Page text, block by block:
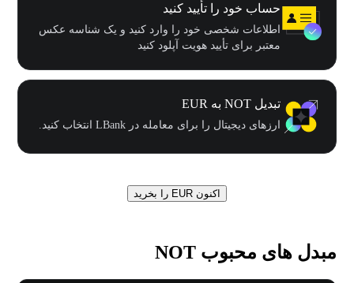
حساب خود را تأیید کنید
اطلاعات شخصی خود را وارد کنید و یک شناسه عکس
معتبر برای تأیید هویت آپلود کنید
تبدیل NOT به EUR
ارزهای دیجیتال را برای معامله در LBank انتخاب کنید.
اکنون EUR را بخرید
مبدل های محبوب NOT